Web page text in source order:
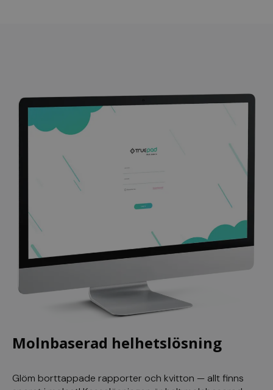
Molnbaserad helhetslösning
Glöm borttappade rapporter och kvitton — allt finns